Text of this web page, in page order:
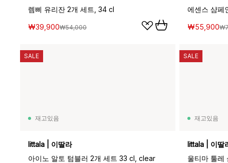
렘삐 유리잔 2개 세트, 34 cl
₩39,900₩54,000 ₩55,900
재고있음
Iittala | 이딸라
아이노 알토 텀블러 2개 세트 33 cl, clear
SALE
재고있음
Iittala | 이딸
SALE